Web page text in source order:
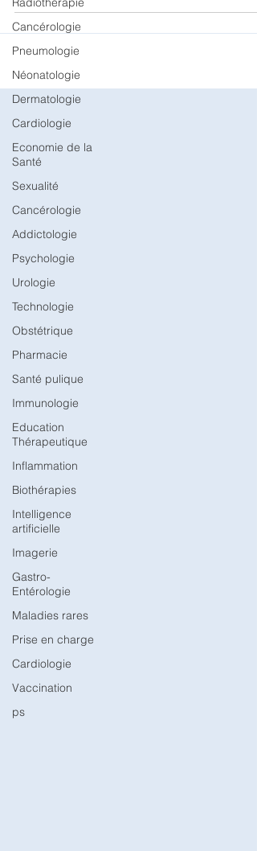
Cancérologie
Pneumologie
Néonatologie
Dermatologie
Cardiologie
Economie de la
Santé
Sexualité
Cancérologie
Addictologie
Psychologie
Urologie
Technologie
Obstétrique
Pharmacie
Santé pulique
Immunologie
Education
Thérapeutique
Inflammation
Biothérapies
Intelligence
artificielle
Imagerie
Gastro-
Entérologie
Maladies rares
Prise en charge
Cardiologie
Vaccination
ps
PRISE EN CHARGE DU RETARD D'ÉLIMINATION DU
DANS LES UNITES DE SOINS INTENSIFS (USI)
NÉONATALES...